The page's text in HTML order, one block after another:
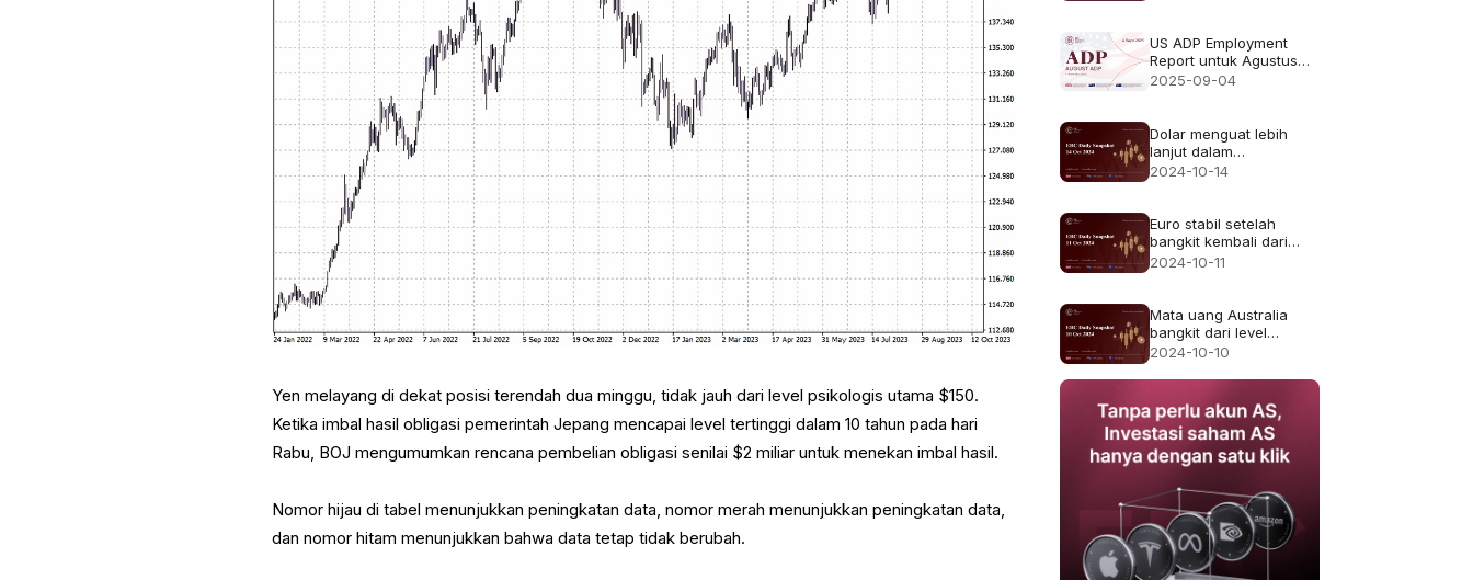
Yen melayang di dekat posisi terendah dua minggu, tidak jauh dari level psikologis utama $150.
Ketika imbal hasil obligasi pemerintah Jepang mencapai level tertinggi dalam 10 tahun pada hari
Rabu, BOJ mengumumkan rencana pembelian obligasi senilai $2 miliar untuk menekan imbal hasil.
Nomor hijau di tabel menunjukkan peningkatan data, nomor merah menunjukkan peningkatan data,
dan nomor hitam menunjukkan bahwa data tetap tidak berubah.
US ADP Employment
Report untuk Agustus
2025 - Sebelumnya: 104
2025-09-04
Dolar menguat lebih
lanjut dalam
perdagangan Asia hari
2024-10-14
Euro stabil setelah
bangkit kembali dari
level terendah dua
2024-10-11
Mata uang Australia
bangkit dari level
terlemahnya sejak
2024-10-10